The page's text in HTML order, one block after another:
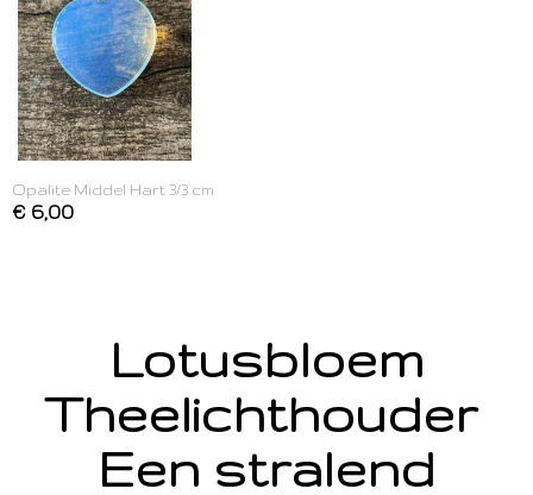
Opalite Middel Hart 3/3 cm
€ 6,00
Lotusbloem
Theelichthouder
Een stralend